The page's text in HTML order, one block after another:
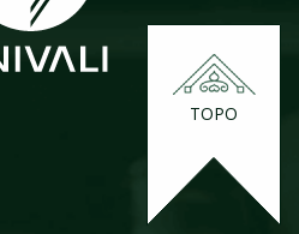
TOPO